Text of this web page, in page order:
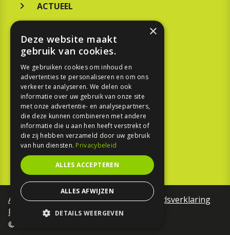
ACTUEEL
KOOPGIDS
TESTEN
SPORT
REPORTAGE
TOUREN
NIEUWSBRIEF
Algemene voorwaardenToegankelijkheidsverklaring
Privacy Policy
©Motorfreaks 2026
×
Deze website maakt
gebruik van cookies.
We gebruiken cookies om inhoud en
advertenties te personaliseren en om ons
verkeer te analyseren. We delen ook
informatie over uw gebruik van onze site
met onze advertentie- en analysepartners,
die deze kunnen combineren met andere
informatie die u aan hen heeft verstrekt of
die zij hebben verzameld door uw gebruik
van hun diensten. Privacybeleid
ALLES ACCEPTEREN
ALLES AFWIJZEN
DETAILS WEERGEVEN